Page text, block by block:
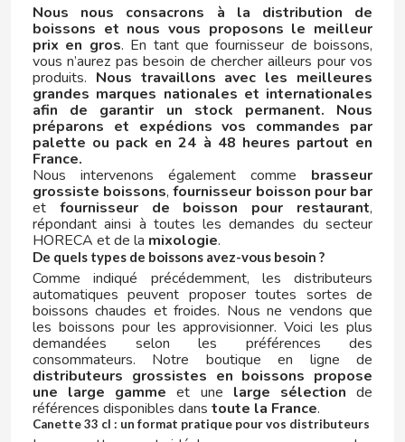
FONTECELTA
G
GALLETAS CORAL
GALLINA BLANCA
GALLO
GASTONE LAGO
GATORADE
GIZEH
Nous nous consacrons à la distribution de
boissons et nous vous proposons le meilleur
prix en gros. En tant que fournisseur de boissons,
vous n’aurez pas besoin de chercher ailleurs pour vos
produits. Nous travaillons avec les meilleures
grandes marques nationales et internationales
afin de garantir un stock permanent.
Nous
préparons et expédions vos commandes par
palette ou pack en 24 à 48 heures partout en
France.
Nous intervenons également comme brasseur
grossiste boissons,fournisseur boisson pour bar
et fournisseur de boisson pour restaurant,
répondant ainsi à toutes les demandes du secteur
HORECA et de la mixologie.
De quels types de boissons avez-vous besoin ?
Comme indiqué précédemment, les distributeurs
automatiques peuvent proposer toutes sortes de
boissons chaudes et froides. Nous ne vendons que
les boissons pour les approvisionner. Voici les plus
demandées selon les préférences des
consommateurs. Notre boutique en ligne de
distributeurs grossistes en boissons propose
une large gamme et une large sélection de
références disponibles dans toute la France.
Canette 33 cl : un format pratique pour vos distributeurs